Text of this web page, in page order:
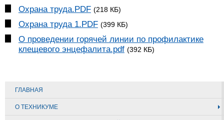
Охрана труда.PDF (218 КБ)
Охрана труда 1.PDF (399 КБ)
О проведении горячей линии по профилактике
клещевого энцефалита.pdf (392 КБ)
ГЛАВНАЯ
О ТЕХНИКУМЕ